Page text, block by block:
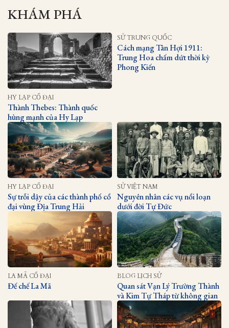
KHÁM PHÁ
HY LẠP CỔ ĐẠI
Thành Thebes: Thành quốc
hùng mạnh của Hy Lạp
SỬ TRUNG QUỐC
Cách mạng Tân Hợi 1911:
Trung Hoa chấm dứt thời kỳ
Phong Kiến
HY LẠP CỔ ĐẠI
Sự trỗi dậy của các thành phố cổ
đại vùng Địa Trung Hải
SỬ VIỆT NAM
Nguyên nhân các vụ nổi loạn
dưới đời Tự Đức
LA MÃ CỔ ĐẠI
Đế chế La Mã
BLOG LỊCH SỬ
Quan sát Vạn Lý Trường Thành
và Kim Tự Tháp từ không gian